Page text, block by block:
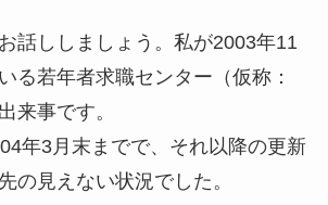
話ししましょう。私が2003年11
る若年者求職センター（仮称：
来事です。
年3月末までで、それ以降の更新
の見えない状況でした。